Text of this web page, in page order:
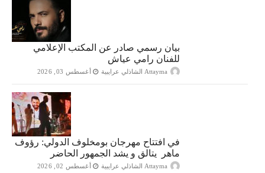
بيان رسمي صادر عن المكتب الإعلامي
للفنان رامي عياش
Attayma الشاذلي عرايبية أغسطس 03, 2026
في افتتاح مهرجان بومخلوف الدولي: رؤوف
ماهر يتالق و يشد الجمهور الحاضر
Attayma الشاذلي عرايبية أغسطس 02, 2026